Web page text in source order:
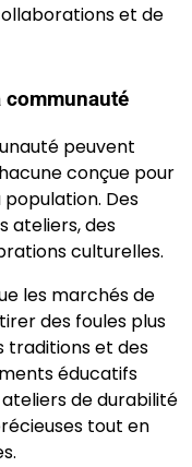
et de
communauté
peuvent
conçue pour
Des
ateliers, des
culturelles.
les marchés de
des foules plus
traditions et des
éducatifs
de durabilité
tout en